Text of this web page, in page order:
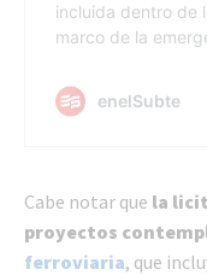
Cabe notar que la
proyectos
ferroviaria, que